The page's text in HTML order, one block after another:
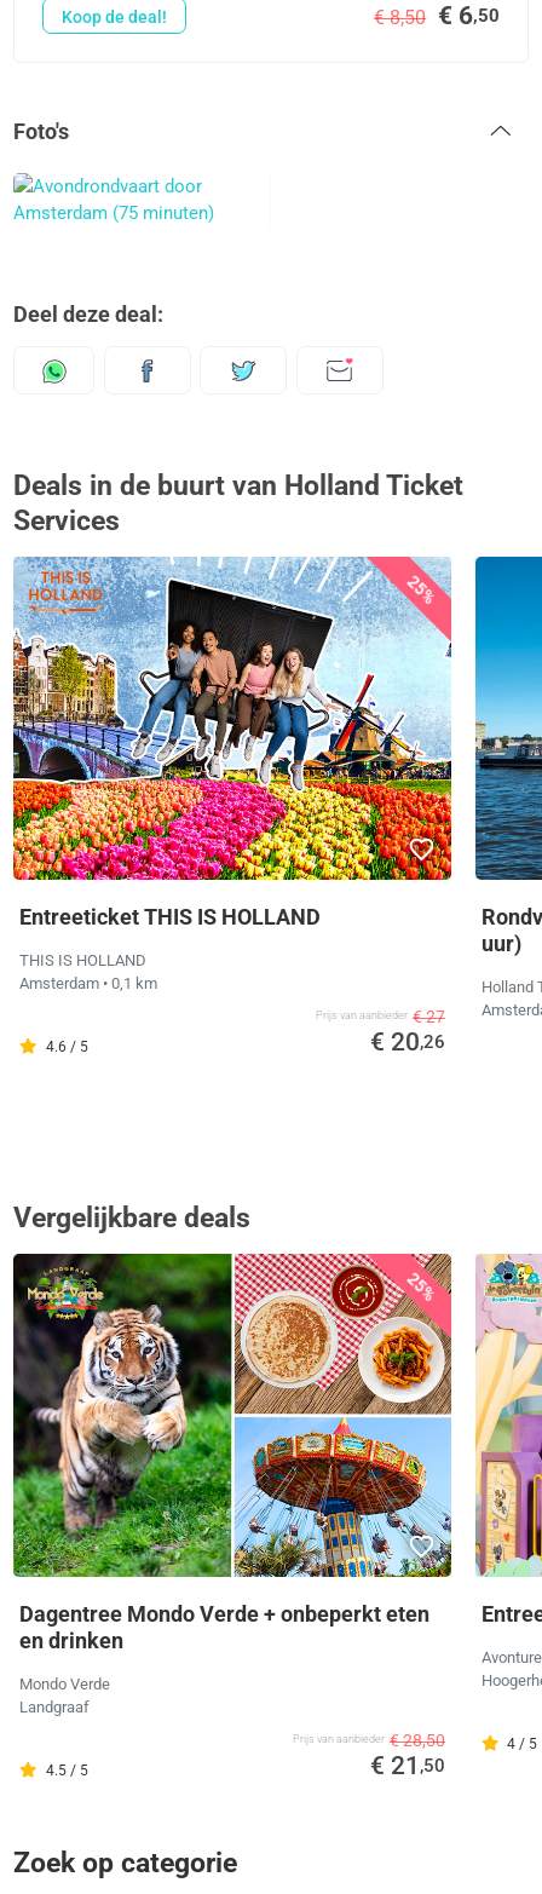
€ 8,50 € 6,50
Koop de deal!
Foto's
Deel deze deal:
Deals in de buurt van Holland Ticket
Services
25%
Entreeticket THIS IS HOLLAND
THIS IS HOLLAND
Amsterdam • 0,1 km
4.6 / 5
Prijs van aanbieder € 27
€ 20,26
uur)
Holland
Vergelijkbare deals
25%
Dagentree Mondo Verde + onbeperkt eten
en drinken
Mondo Verde
Landgraaf
4.5 / 5
Prijs van aanbieder € 28,50
€ 21 ,50
4 / 5
Zoek op categorie